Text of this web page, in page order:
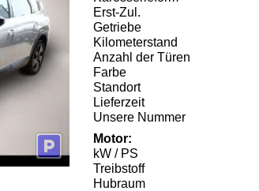
Erst-Zul.
Getriebe
Kilometerstand
Anzahl der Türen
Farbe
Standort
Lieferzeit
Unsere Nummer
Motor:
kW / PS
Treibstoff
Hubraum